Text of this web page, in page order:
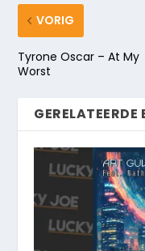
VORIG
Tyrone Oscar – At My
Worst
GERELATEERDE